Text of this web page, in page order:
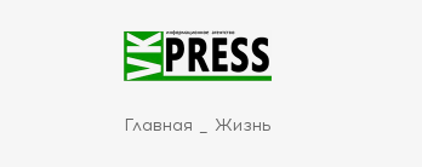
Главная Жизнь